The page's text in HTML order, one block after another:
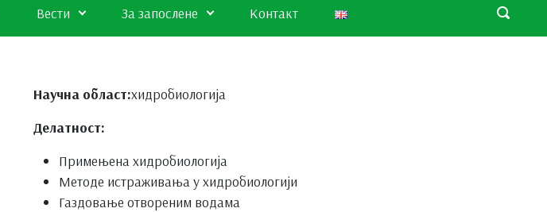
Вести За запослене Контакт
Научна област:хидробиологија
Делатност:
Примењена хидробиологија
Методе истраживања у хидробиологији
Газдовање отвореним водама